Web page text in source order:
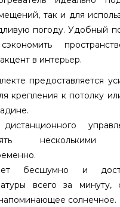
так и для
погоду. Удобный
в интерьер.
предоставляется
крепления к потолку
несколькими
бесшумно и
всего за минуту,
солнечное.